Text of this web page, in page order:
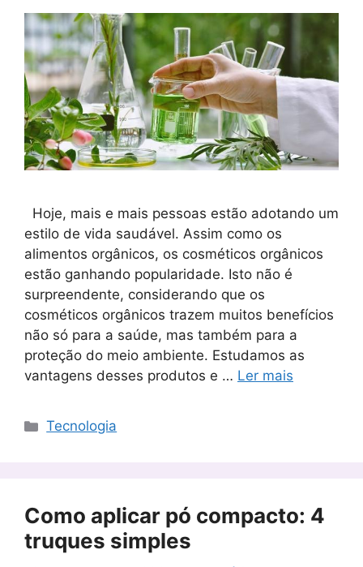
Hoje, mais e mais pessoas estão adotando um
estilo de vida saudável. Assim como os
alimentos orgânicos, os cosméticos orgânicos
estão ganhando popularidade. Isto não é
surpreendente, considerando que os
cosméticos orgânicos trazem muitos benefícios
não só para a saúde, mas também para a
proteção do meio ambiente. Estudamos as
vantagens desses produtos e … Ler mais
Categorias
Tecnologia
Como aplicar pó compacto: 4
truques simples